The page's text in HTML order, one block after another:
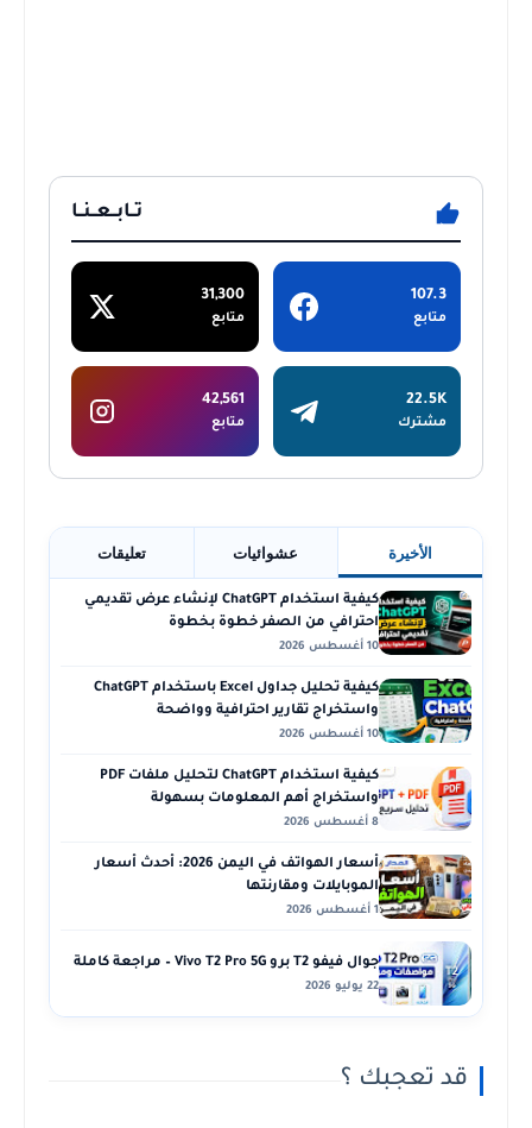
تــابــعــنــا
107.3
متابع
31,300
متابع
22.5K
مشترك
42,561
متابع
الأخيرة عشوائيات تعليقات
كيفية استخدام ChatGPT لإنشاء عرض تقديمي
احترافي من الصفر خطوة بخطوة
10 أغسطس 2026
كيفية تحليل جداول Excel باستخدام ChatGPT
واستخراج تقارير احترافية وواضحة
10 أغسطس 2026
كيفية استخدام ChatGPT لتحليل ملفات PDF
واستخراج أهم المعلومات بسهولة
8 أغسطس 2026
أسعار الهواتف في اليمن 2026: أحدث أسعار
الموبايلات ومقارنتها
1 أغسطس 2026
جوال فيفو T2 برو Vivo T2 Pro 5G – مراجعة كاملة
22 يوليو 2026
قد تعجبك ؟